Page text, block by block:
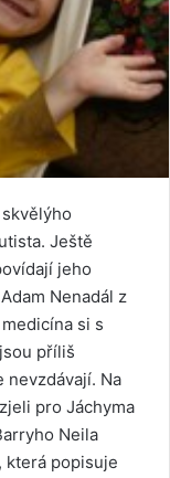
Ještě
jeho
Nenadál z
si s
příliš
nevzdávají. Na
pro Jáchyma
Neila
, která popisuje